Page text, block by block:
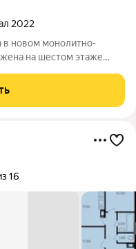
2022
в новом монолитно-
на шестом этаже
(9,4 кв.м.) имеется выход
16